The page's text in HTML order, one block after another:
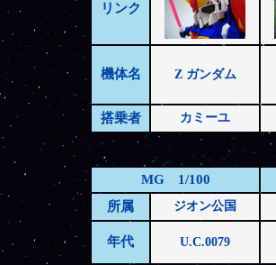
リンク
機体名 Z ガンダム
搭乗者 カミーユ
MG 1/100
所属
ジオン公国
年代 U.C.0079